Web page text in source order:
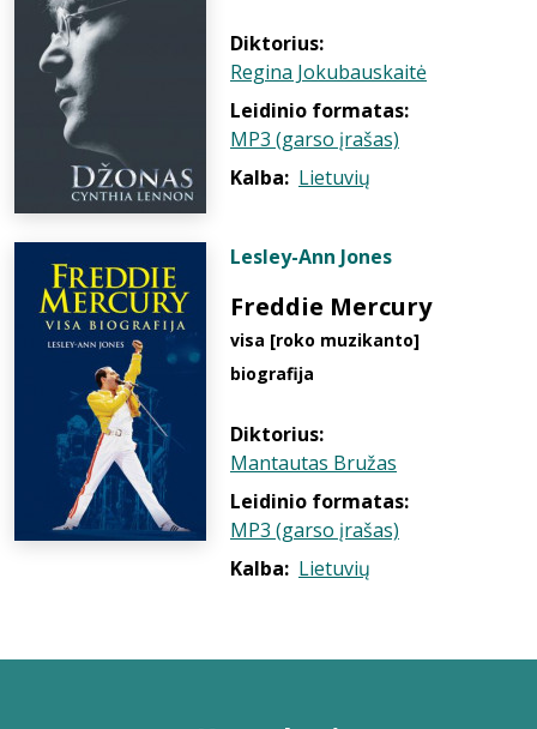
Diktorius:
Regina Jokubauskaitė
Leidinio formatas:
MP3 (garso įrašas)
Kalba: Lietuvių
Lesley-Ann Jones
Freddie Mercury
visa [roko muzikanto]
biografija
Diktorius:
Mantautas Bružas
Leidinio formatas:
MP3 (garso įrašas)
Kalba: Lietuvių